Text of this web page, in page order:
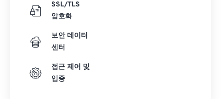
SSL/TLS
암호화
보안 데이터
센터
접근 제어 및
입증